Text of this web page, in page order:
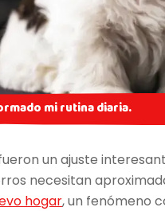
mi rutina diaria.
un ajuste
necesitan
hogar, un fenómeno